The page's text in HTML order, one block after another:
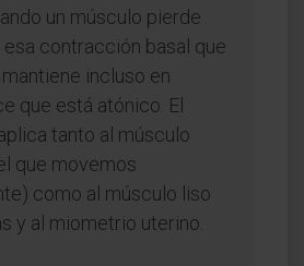
un músculo pierde
contracción basal que
incluso en
que está atónico. El
tanto al músculo
que movemos
como al músculo liso
y al miometrio uterino.